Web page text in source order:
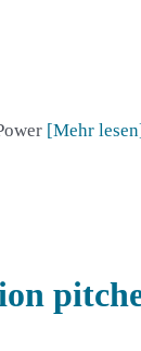
[Mehr